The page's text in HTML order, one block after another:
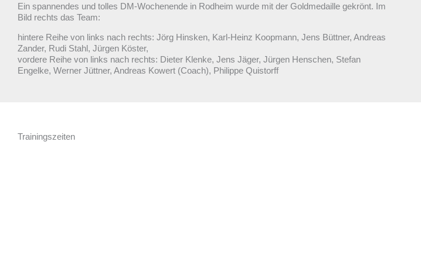
Ein spannendes und tolles DM-Wochenende in Rodheim wurde mit der Goldmedaille gekrönt. Im
Bild rechts das Team:
hintere Reihe von links nach rechts: Jörg Hinsken, Karl-Heinz Koopmann, Jens Büttner, Andreas
Zander, Rudi Stahl, Jürgen Köster,
vordere Reihe von links nach rechts: Dieter Klenke, Jens Jäger, Jürgen Henschen, Stefan
Engelke, Werner Jüttner, Andreas Kowert (Coach), Philippe Quistorff
Trainingszeiten